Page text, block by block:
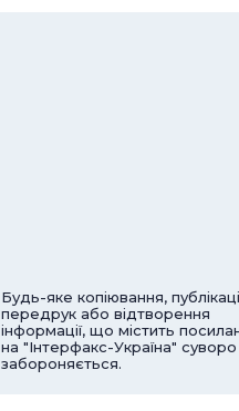
Будь-яке копіювання,
передрук або відтворення
інформації, що містить
на "Інтерфакс-Україна" суворо
забороняється.